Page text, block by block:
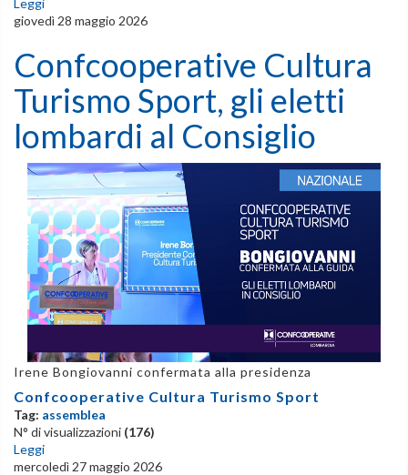
Leggi
giovedì 28 maggio 2026
Confcooperative Cultura
Turismo Sport, gli eletti
lombardi al Consiglio
Irene Bongiovanni confermata alla presidenza
Confcooperative Cultura Turismo Sport
Tag: assemblea
N° di visualizzazioni (176)
Leggi
mercoledì 27 maggio 2026